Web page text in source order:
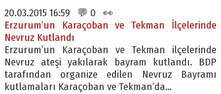
20.03.2015 16:59 💬 0 👀
Erzurum’un Karaçoban ve Tekman İlçelerinde
Nevruz Kutlandı
Erzurum’un Karaçoban ve Tekman ilçelerinde
Nevruz ateşi yakılarak bayram kutlandı. BDP
tarafından organize edilen Nevruz Bayramı
kutlamaları Karaçoban ve Tekman’da…